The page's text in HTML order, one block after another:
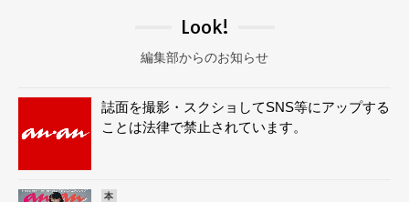
Look!
編集部からのお知らせ
誌面を撮影・スクショしてSNS等にアップする
ことは法律で禁止されています。
本